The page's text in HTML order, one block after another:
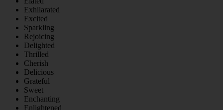
Exhilarated
Excited
Sparkling
Rejoicing
Delighted
Thrilled
Cherish
Delicious
Grateful
Sweet
Enchanting
Enlightened